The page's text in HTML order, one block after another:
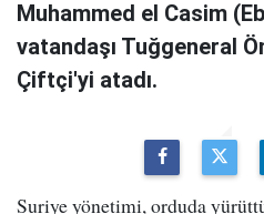
Muhammed el Casim
vatandaşı Tuğgeneral
Çiftçi'yi atadı.
Suriye yönetimi, orduda